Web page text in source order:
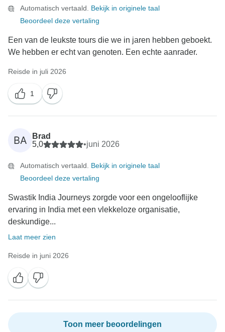
Automatisch vertaald. Bekijk in originele taal
Beoordeel deze vertaling
Een van de leukste tours die we in jaren hebben geboekt.
We hebben er echt van genoten. Een echte aanrader.
Reisde in juli 2026
1
BA
Brad
5,0
•juni 2026
Automatisch vertaald. Bekijk in originele taal
Beoordeel deze vertaling
Swastik India Journeys zorgde voor een ongelooflijke
ervaring in India met een vlekkeloze organisatie,
deskundige...
Laat meer zien
Reisde in juni 2026
Toon meer beoordelingen